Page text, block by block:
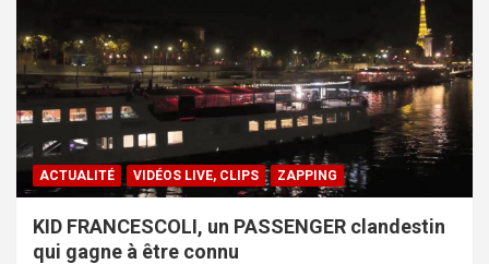
ACTUALITÉ VIDÉOS LIVE, CLIPS ZAPPING
KID FRANCESCOLI, un PASSENGER clandestin
qui gagne à être connu